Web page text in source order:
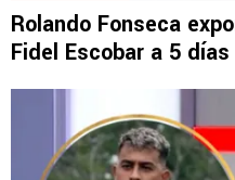
Rolando Fonseca
Fidel Escobar a 5